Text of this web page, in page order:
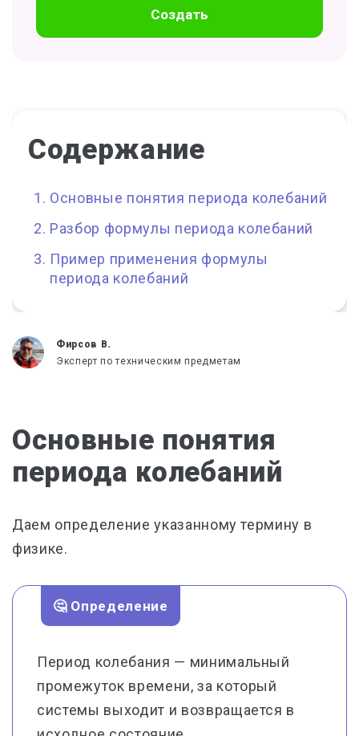
Создать
Содержание
Основные понятия периода колебаний
Разбор формулы периода колебаний
Пример применения формулы
периода колебаний
Фирсов В.
Эксперт по техническим предметам
Основные понятия
периода колебаний
Даем определение указанному термину в
физике.
🤔 Определение
Период колебания — минимальный
промежуток времени, за который
системы выходит и возвращается в